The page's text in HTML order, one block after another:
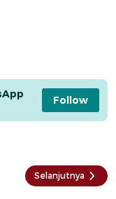
Follow
Selanjutnya